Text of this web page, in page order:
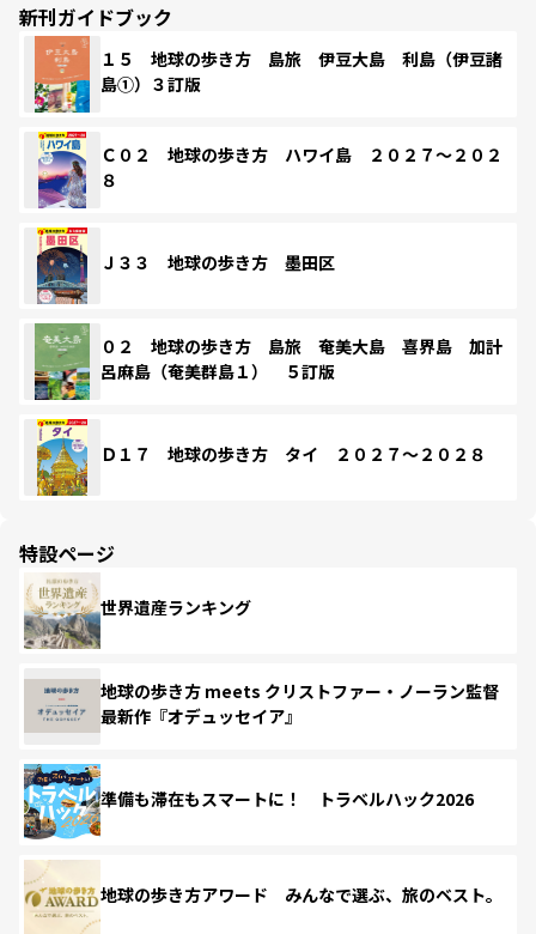
新刊ガイドブック
１５ 地球の歩き方 島旅 伊豆大島 利島（伊豆諸
島①）３訂版
Ｃ０２ 地球の歩き方 ハワイ島 ２０２７～２０２
８
Ｊ３３ 地球の歩き方 墨田区
０２ 地球の歩き方 島旅 奄美大島 喜界島 加計
呂麻島（奄美群島１） ５訂版
Ｄ１７ 地球の歩き方 タイ ２０２７～２０２８
特設ページ
世界遺産ランキング
地球の歩き方 meets クリストファー・ノーラン監督
最新作『オデュッセイア』
準備も滞在もスマートに！ トラベルハック2026
地球の歩き方アワード みんなで選ぶ、旅のベスト。